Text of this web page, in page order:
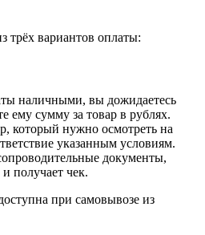
трёх вариантов оплаты:
наличными, вы дожидаетесь
ему сумму за товар в рублях.
который нужно осмотреть на
указанным условиям.
документы,
получает чек.
при самовывозе из